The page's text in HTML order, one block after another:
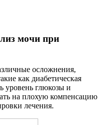
мочи при
осложнения,
как диабетическая
уровень глюкозы и
на плохую компенсацию
лечения.